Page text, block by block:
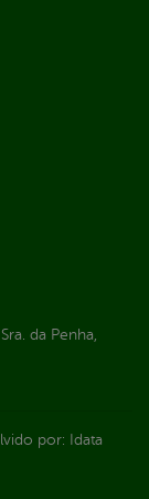
da Penha,
por:
Idata